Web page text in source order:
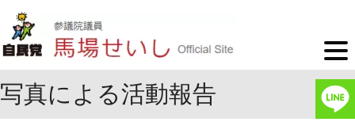
写真による活動報告